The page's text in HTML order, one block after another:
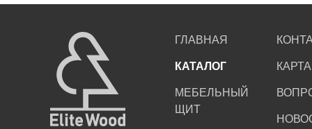
ГЛАВНАЯ
КАТАЛОГ
МЕБЕЛЬНЫЙ
ЩИТ